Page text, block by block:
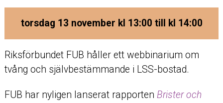
torsdag 13 november kl 13:00 till kl 14:00
Riksförbundet FUB håller ett webbinarium om
tvång och självbestämmande i LSS-bostad.
FUB har nyligen lanserat rapporten Brister och